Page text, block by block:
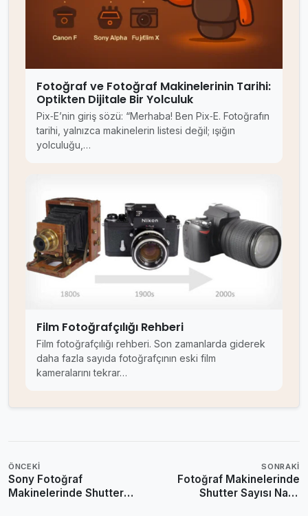
Fotoğraf ve Fotoğraf Makinelerinin Tarihi:
Optikten Dijitale Bir Yolculuk
Pix‑E’nin giriş sözü: “Merhaba! Ben Pix‑E. Fotoğrafın
tarihi, yalnızca makinelerin listesi değil; ışığın
yolculuğu,…
Film Fotoğrafçılığı Rehberi
Film fotoğrafçılığı rehberi. Son zamanlarda giderek
daha fazla sayıda fotoğrafçının eski film
kameralarını tekrar…
ÖNCEKI
Sony Fotoğraf
Makinelerinde Shutter
SONRAKI
Fotoğraf Makinelerinde
Shutter Sayısı Nasıl